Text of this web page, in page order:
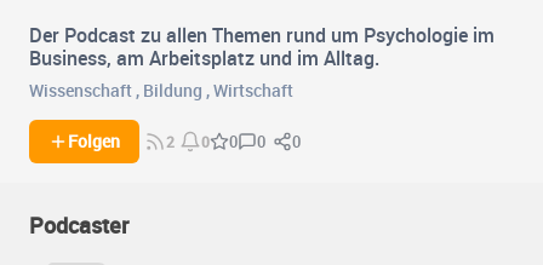
Der Podcast zu allen Themen rund um Psychologie im
Business, am Arbeitsplatz und im Alltag.
Wissenschaft , Bildung ,Wirtschaft
Folgen 2 0 0 0 0
Podcaster